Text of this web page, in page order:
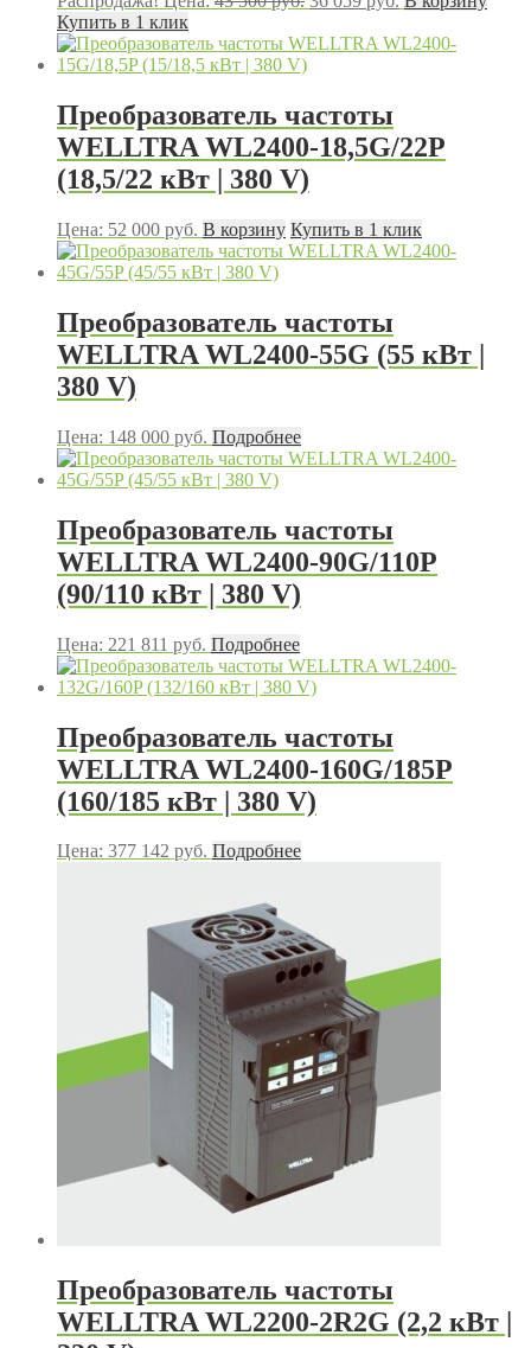
составляла36
Купить в 1 клик
Преобразователь частоты
WELLTRA WL2400-18,5G/22P
(18,5/22 кВт | 380 V)
Цена: 52 000 руб. В корзину Купить в 1 клик
Преобразователь частоты
WELLTRA WL2400-55G (55 кВт |
380 V)
Цена: 148 000 руб. Подробнее
Преобразователь частоты
WELLTRA WL2400-90G/110P
(90/110 кВт | 380 V)
Цена: 221 811 руб. Подробнее
Преобразователь частоты
WELLTRA WL2400-160G/185P
(160/185 кВт | 380 V)
Цена: 377 142 руб. Подробнее
Преобразователь частоты
WELLTRA WL2200-2R2G (2,2 кВт |